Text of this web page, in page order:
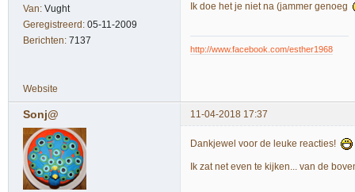
Van: Vught
Geregistreerd: 05-11-2009
Berichten: 7137
Ik doe het je niet na (jammer genoeg
http://www.facebook.com/esther1968
Website
Sonj@ 11-04-2018 17:37
Dankjewel voor de leuke reacties!
Ik zat net even te kijken... van de